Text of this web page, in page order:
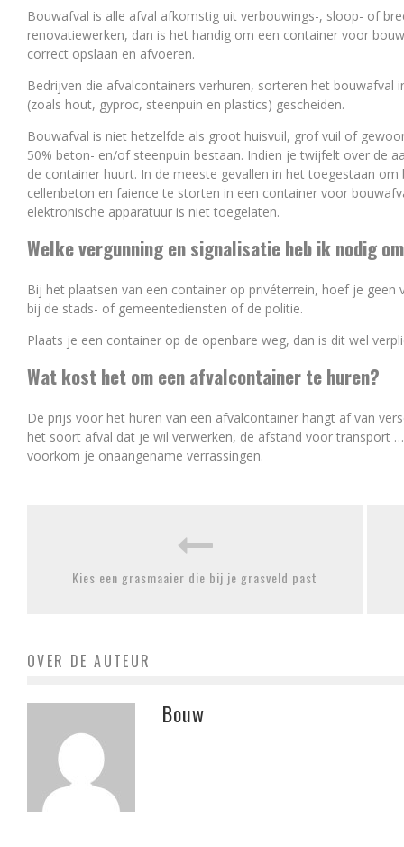
Bouwafval is alle afval afkomstig uit verbouwings-, sloop- of
renovatiewerken, dan is het handig om een container voor
correct opslaan en afvoeren.
Bedrijven die afvalcontainers verhuren, sorteren het
(zoals hout, gyproc, steenpuin en plastics) gescheiden.
Bouwafval is niet hetzelfde als groot huisvuil, grof vuil of
50% beton- en/of steenpuin bestaan. Indien je twijfelt over de
de container huurt. In de meeste gevallen in het toegestaan
cellenbeton en faience te storten in een container voor
elektronische apparatuur is niet toegelaten.
Welke vergunning en signalisatie heb ik nodig
Bij het plaatsen van een container op privéterrein, hoef je
bij de stads- of gemeentediensten of de politie.
Plaats je een container op de openbare weg, dan is dit wel
Wat kost het om een afvalcontainer te huren?
De prijs voor het huren van een afvalcontainer hangt af van
het soort afval dat je wil verwerken, de afstand voor transport
voorkom je onaangename verrassingen.
Kies een grasmaaier die bij je grasveld past
OVER DE AUTEUR
Bouw